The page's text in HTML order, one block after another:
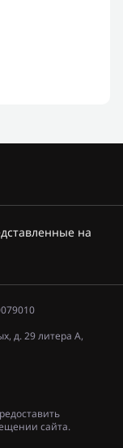
на
д. 29 литера А,
сайта.